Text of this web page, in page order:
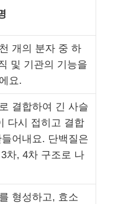
개의 분자 중 하
및 기관의 기능을
요.
결합하여 긴 사슬
다시 접히고 결합
어내요. 단백질은
차, 4차 구조로 나
형성하고, 효소